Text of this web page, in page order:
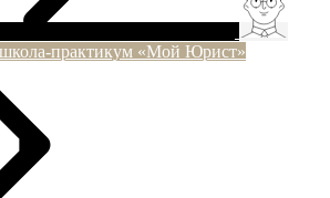
практикум «Мой Юрист»